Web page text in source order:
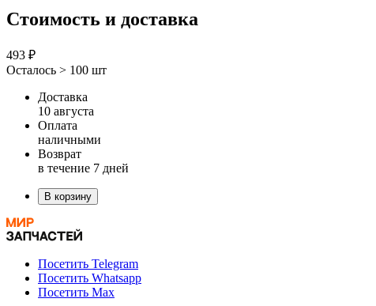
Стоимость и доставка
493 ₽
Осталось > 100 шт
Доставка
10 августа
Оплата
наличными
Возврат
в течение 7 дней
В корзину
Посетить Telegram
Посетить Whatsapp
Посетить Max